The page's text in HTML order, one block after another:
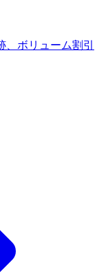
ボリューム割引